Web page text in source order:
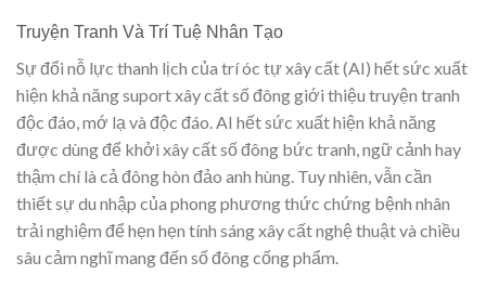
Truyện Tranh Và Trí Tuệ Nhân Tạo
Sự đổi nỗ lực thanh lịch của trí óc tự xây cất (AI) hết sức xuất
hiện khả năng suport xây cất số đông giới thiệu truyện tranh
độc đáo, mớ lạ và độc đáo. AI hết sức xuất hiện khả năng
được dùng để khởi xây cất số đông bức tranh, ngữ cảnh hay
thậm chí là cả đông hòn đảo anh hùng. Tuy nhiên, vẫn cần
thiết sự du nhập của phong phương thức chứng bệnh nhân
trải nghiệm để hẹn hẹn tính sáng xây cất nghệ thuật và chiều
sâu cảm nghĩ mang đến số đông cống phẩm.